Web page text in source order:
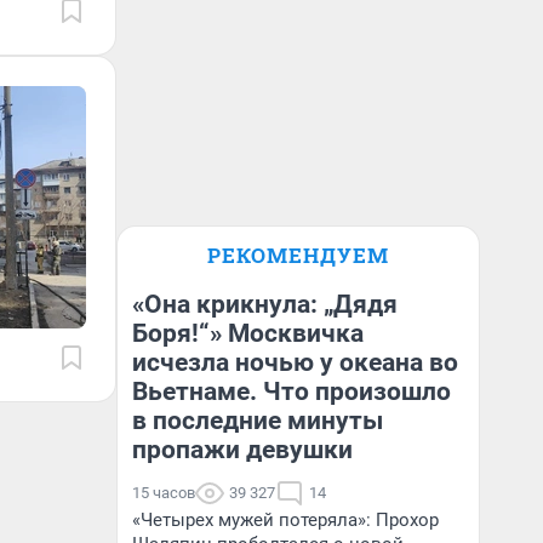
РЕКОМЕНДУЕМ
«Она крикнула: „Дядя
Боря!“» Москвичка
исчезла ночью у океана во
Вьетнаме. Что произошло
в последние минуты
пропажи девушки
15 часов 39 327 14
«Четырех мужей потеряла»: Прохор